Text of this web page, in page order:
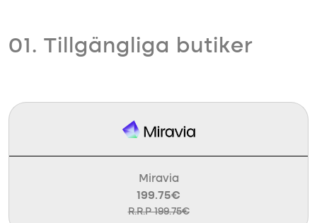
01. Tillgängliga butiker
Miravia
199.75€
R.R.P 199.75€